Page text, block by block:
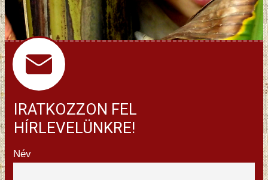
IRATKOZZON FEL
HÍRLEVELÜNKRE!
Név